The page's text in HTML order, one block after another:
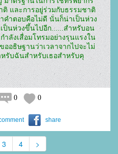
และการอยู่ร่วมกับธรรมชาติ
คำตอบคือไม่ดี นั่นก็น่าเป็นห่วง
ป็นห่วงขึ้นไปอีก......สำหรับอน
ลังเสื่อมโทรมอย่างรุนแรงใน
อธิษฐานว่าเวลาจากไปจะไม่
รับฉันสำหรับเธอสำหรับคุ
0 0
share
3 4 >